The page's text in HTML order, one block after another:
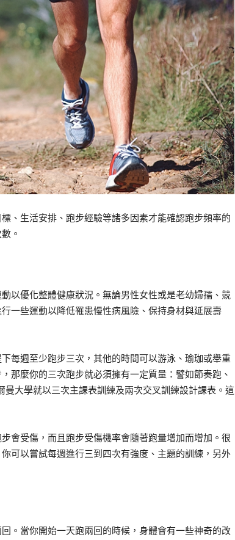
、生活安排、跑步經驗等諸多因素才能確認跑步頻率的
。
以優化整體健康狀況。無論男性女性或是老幼婦孺、競
一些運動以降低罹患慢性病風險、保持身材與延展壽
每週至少跑步三次，其他的時間可以游泳、瑜珈或舉重
那麼你的三次跑步就必須擁有一定質量：譬如節奏跑、
大學就以三次主課表訓練及兩次交叉訓練設計課表。這
會受傷，而且跑步受傷機率會隨著跑量增加而增加。很
可以嘗試每週進行三到四次有強度、主題的訓練，另外
。當你開始一天跑兩回的時候，身體會有一些神奇的改